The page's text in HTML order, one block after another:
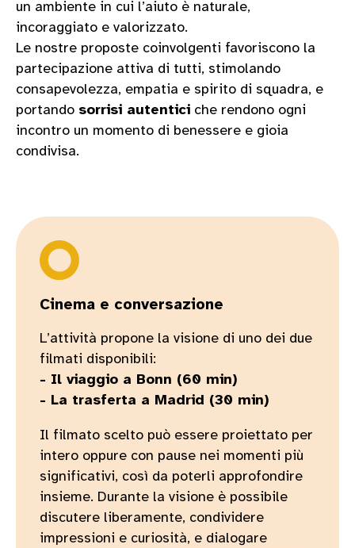
un ambiente in cui l’aiuto è naturale,
incoraggiato e valorizzato.
Le nostre proposte coinvolgenti favoriscono la
partecipazione attiva di tutti, stimolando
consapevolezza, empatia e spirito di squadra, e
portando sorrisi autentici che rendono ogni
incontro un momento di benessere e gioia
condivisa.
Cinema e conversazione
L’attività propone la visione di uno dei due
filmati disponibili:
- Il viaggio a Bonn (60 min)
- La trasferta a Madrid (30 min)
Il filmato scelto può essere proiettato per
intero oppure con pause nei momenti più
significativi, così da poterli approfondire
insieme. Durante la visione è possibile
discutere liberamente, condividere
impressioni e curiosità, e dialogare